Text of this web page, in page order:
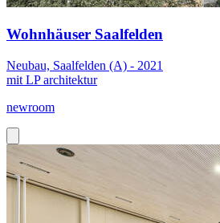
Wohnhäuser Saalfelden
Neubau, Saalfelden (A) - 2021
mit LP architektur
newroom